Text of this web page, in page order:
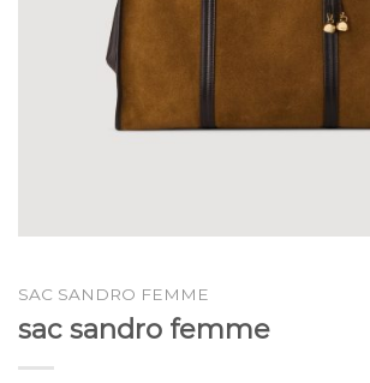
SAC SANDRO FEMME
sac sandro femme